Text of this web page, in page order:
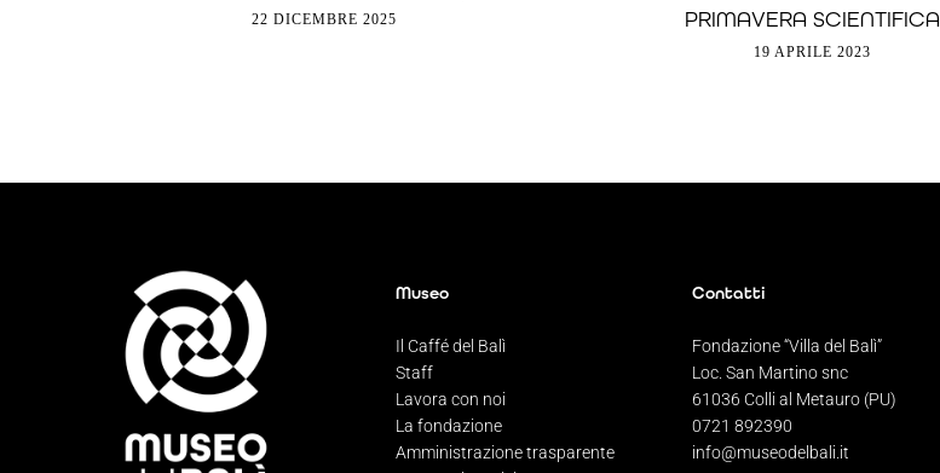
22 DICEMBRE 2025
PRIMAVERA SCIENTIFICA
19 APRILE 2023
Museo
Il Caffé del Balì
Staff
Lavora con noi
La fondazione
Amministrazione trasparente
Contatti
Fondazione “Villa del Balì”
Loc. San Martino snc
61036 Colli al Metauro (PU)
0721 892390
info@museodelbali.it